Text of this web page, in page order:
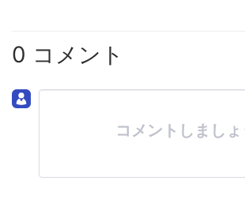
0 コメント
コメントしましょ